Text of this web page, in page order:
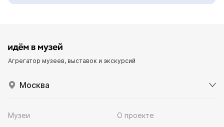
Агрегатор музеев, выставок и экскурсий
Москва
Музеи
О проекте